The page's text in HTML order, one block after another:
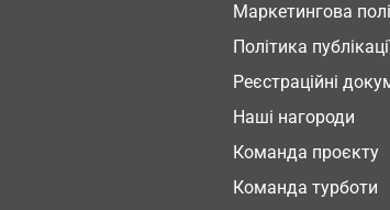
Маркетингова
Політика
Реєстраційні
Наші нагороди
Команда проєкту
Команда турботи